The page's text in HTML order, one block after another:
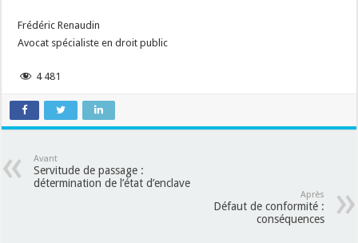
Frédéric Renaudin
Avocat spécialiste en droit public
4 481
Avant
Servitude de passage :
détermination de l’état d’enclave
Après
Défaut de conformité :
conséquences